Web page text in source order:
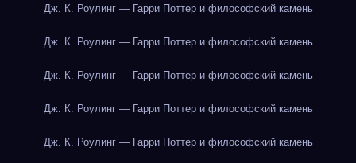
Дж. К. Роулинг — Гарри Поттер и философский камень
Дж. К. Роулинг — Гарри Поттер и философский камень
Дж. К. Роулинг — Гарри Поттер и философский камень
Дж. К. Роулинг — Гарри Поттер и философский камень
Дж. К. Роулинг — Гарри Поттер и философский камень